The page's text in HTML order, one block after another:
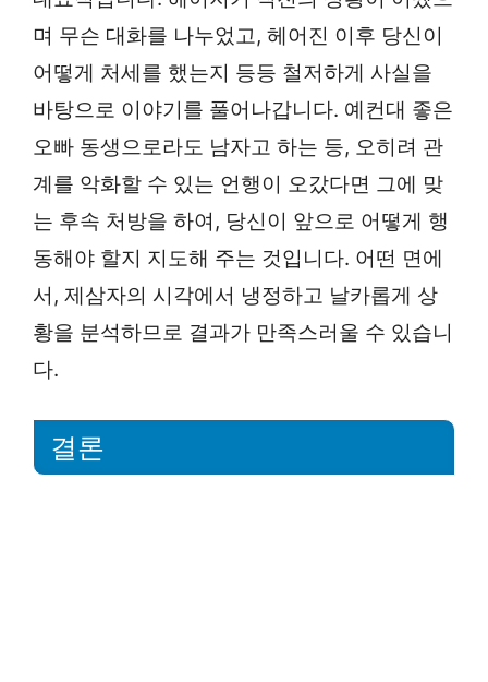
며 무슨 대화를 나누었고, 헤어진 이후 당신이
어떻게 처세를 했는지 등등 철저하게 사실을
바탕으로 이야기를 풀어나갑니다. 예컨대 좋은
오빠 동생으로라도 남자고 하는 등, 오히려 관
계를 악화할 수 있는 언행이 오갔다면 그에 맞
는 후속 처방을 하여, 당신이 앞으로 어떻게 행
동해야 할지 지도해 주는 것입니다. 어떤 면에
서, 제삼자의 시각에서 냉정하고 날카롭게 상
황을 분석하므로 결과가 만족스러울 수 있습니
다.
결론